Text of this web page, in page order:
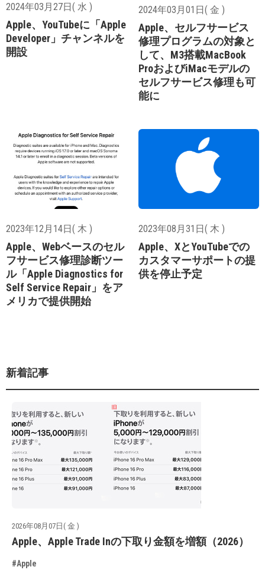
2024年03月27日( 水 )
Apple、YouTubeに「Apple
Developer」チャンネルを
開設
2024年03月01日( 金 )
Apple、セルフサービス
修理プログラムの対象と
して、M3搭載MacBook
ProおよびiMacモデルの
セルフサービス修理も可
能に
2023年12月14日( 木 )
Apple、Webベースのセル
フサービス修理診断ツー
ル「Apple Diagnostics for
Self Service Repair」をア
メリカで提供開始
2023年08月31日( 木 )
Apple、XとYouTubeでの
カスタマーサポートの提
供を停止予定
新着記事
2026年08月07日( 金 )
Apple、Apple Trade Inの下取り金額を増額（2026）
#Apple